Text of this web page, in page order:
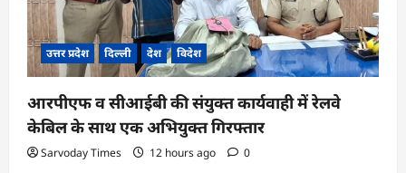
उत्तर प्रदेश दिल्ली देश विदेश
आरपीएफ व सीआईबी की संयुक्त कार्यवाही में रेलवे
केबिल के साथ एक अभियुक्त गिरफ्तार
Sarvoday Times 12 hours ago 0